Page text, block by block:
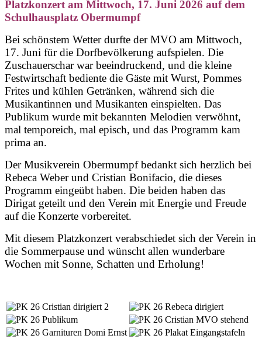
Platzkonzert am Mittwoch, 17. Juni 2026 auf dem
Schulhausplatz Obermumpf
Bei schönstem Wetter durfte der MVO am Mittwoch,
17. Juni für die Dorfbevölkerung aufspielen. Die
Zuschauerschar war beeindruckend, und die kleine
Festwirtschaft bediente die Gäste mit Wurst, Pommes
Frites und kühlen Getränken, während sich die
Musikantinnen und Musikanten einspielten. Das
Publikum wurde mit bekannten Melodien verwöhnt,
mal temporeich, mal episch, und das Programm kam
prima an.
Der Musikverein Obermumpf bedankt sich herzlich bei
Rebeca Weber und Cristian Bonifacio, die dieses
Programm eingeübt haben. Die beiden haben das
Dirigat geteilt und den Verein mit Energie und Freude
auf die Konzerte vorbereitet.
Mit diesem Platzkonzert verabschiedet sich der Verein in
die Sommerpause und wünscht allen wunderbare
Wochen mit Sonne, Schatten und Erholung!